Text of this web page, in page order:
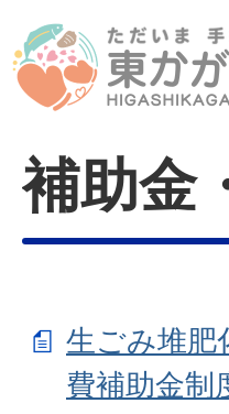
補助金
生ごみ堆肥
費補助金制